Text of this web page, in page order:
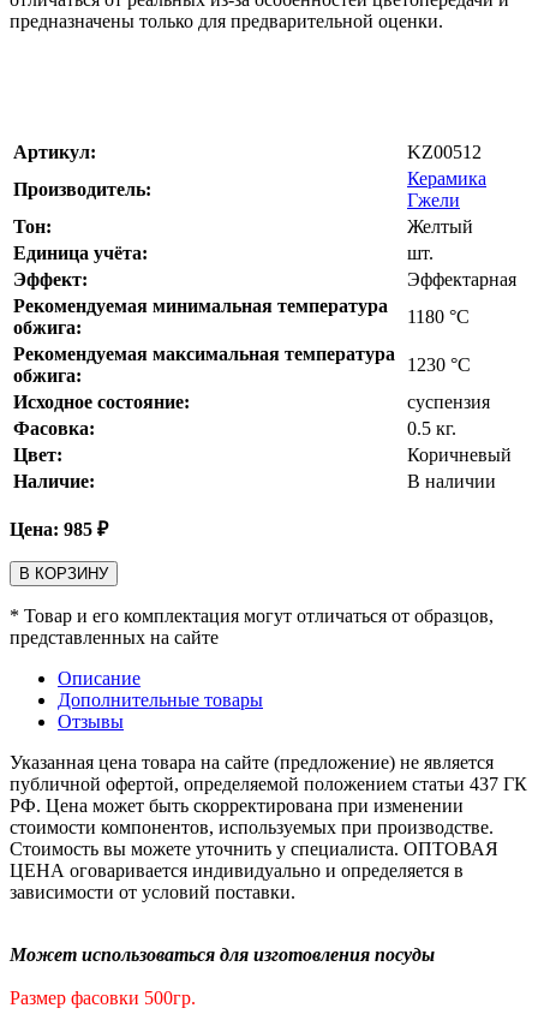
предназначены только для предварительной оценки.
Артикул:
KZ00512
Производитель:
Керамика
Гжели
Тон:
Желтый
Единица учёта:
шт.
Эффект:
Эффектарная
Рекомендуемая минимальная температура
обжига:
1180 °С
Рекомендуемая максимальная температура
обжига:
1230 °С
Исходное состояние:
суспензия
Фасовка:
0.5 кг.
Цвет:
Коричневый
Наличие:
В наличии
Цена: 985 ₽
В КОРЗИНУ
* Товар и его комплектация могут отличаться от образцов,
представленных на сайте
Описание
Дополнительные товары
Отзывы
Указанная цена товара на сайте (предложение) не является
публичной офертой, определяемой положением статьи 437 ГК
РФ. Цена может быть скорректирована при изменении
стоимости компонентов, используемых при производстве.
Стоимость вы можете уточнить у специалиста. ОПТОВАЯ
ЦЕНА оговаривается индивидуально и определяется в
зависимости от условий поставки.
Может использоваться для изготовления посуды
Размер фасовки 500гр.